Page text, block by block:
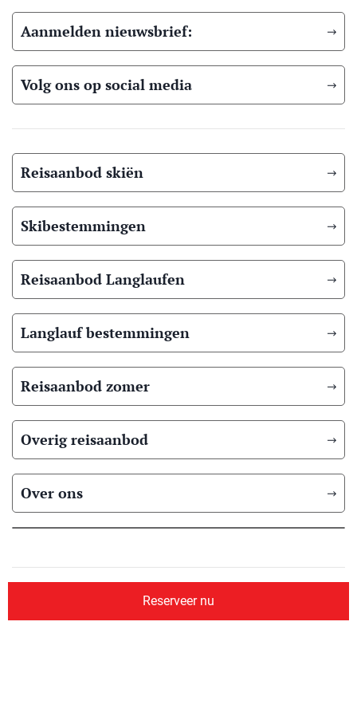
Reserveer nu
Aanmelden nieuwsbrief:
Volg ons op social media
Reisaanbod skiën
Skibestemmingen
Reisaanbod Langlaufen
Langlauf bestemmingen
Reisaanbod zomer
Overig reisaanbod
Over ons
© 2026 Scandic Booking
Algemene voorwaarden
Privacyverklaring